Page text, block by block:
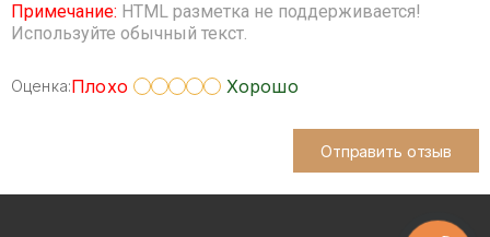
Примечание: HTML разметка не поддерживается!
Используйте обычный текст.
Оценка:Плохо Хорошо
Отправить отзыв